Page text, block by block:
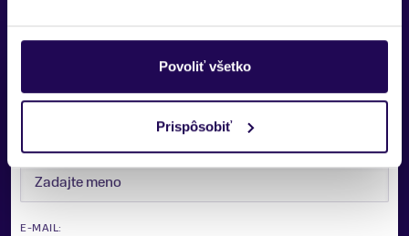
Povoliť všetko
Prispôsobiť
ZNAČKA
POC
Zobraziť menej
pre vás.
VAŠE MENO:
E-MAIL: